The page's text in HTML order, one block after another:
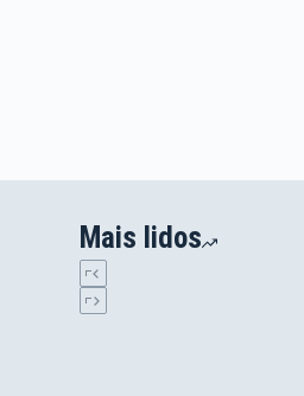
Mais lidos